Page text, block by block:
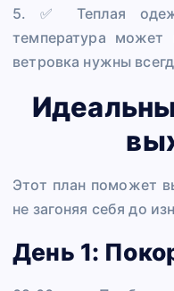
5. ✅ Теплая
температура может
ветровка нужны
Этот план поможет
не загоняя себя до
День 1: